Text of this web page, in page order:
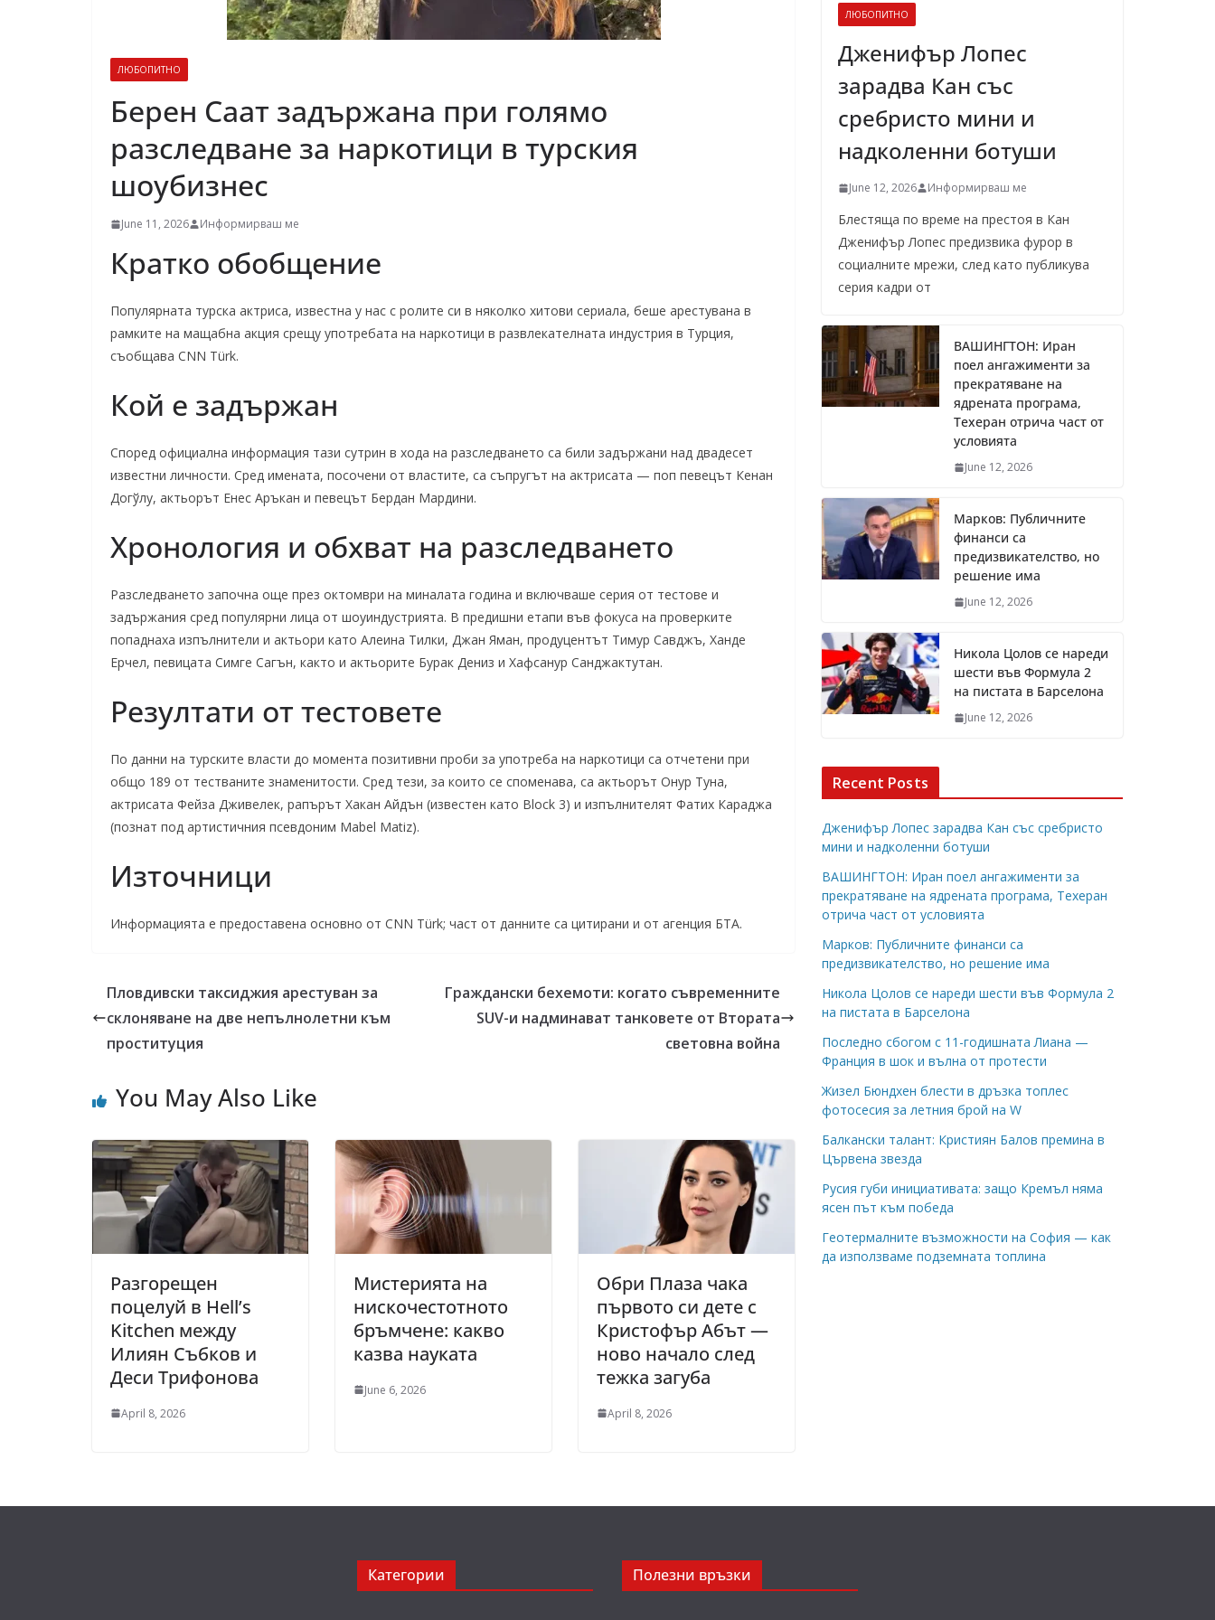
ЛЮБОПИТНО
Берен Саат задържана при голямо
разследване за наркотици в турския
шоубизнес
June 11, 2026 Информирваш ме
Кратко обобщение
Популярната турска актриса, известна у нас с ролите си в няколко хитови сериала, беше арестувана в
рамките на мащабна акция срещу употребата на наркотици в развлекателната индустрия в Турция,
съобщава CNN Türk.
Кой е задържан
Според официална информация тази сутрин в хода на разследването са били задържани над двадесет
известни личности. Сред имената, посочени от властите, са съпругът на актрисата — поп певецът Кенан
Догўлу, актьорът Енес Аръкан и певецът Бердан Мардини.
Хронология и обхват на разследването
Разследването започна още през октомври на миналата година и включваше серия от тестове и
задържания сред популярни лица от шоуиндустрията. В предишни етапи във фокуса на проверките
попаднаха изпълнители и актьори като Алеина Тилки, Джан Яман, продуцентът Тимур Савджъ, Ханде
Ерчел, певицата Симге Сагън, както и актьорите Бурак Дениз и Хафсанур Санджактутан.
Резултати от тестовете
По данни на турските власти до момента позитивни проби за употреба на наркотици са отчетени при
общо 189 от тестваните знаменитости. Сред тези, за които се споменава, са актьорът Онур Туна,
актрисата Фейза Дживелек, рапърът Хакан Айдън (известен като Block 3) и изпълнителят Фатих Караджа
(познат под артистичния псевдоним Mabel Matiz).
Източници
Информацията е предоставена основно от CNN Türk; част от данните са цитирани и от агенция БТА.
Пловдивски таксиджия арестуван за
склоняване на две непълнолетни към
проституция
Граждански бехемоти: когато съвременните
SUV-и надминават танковете от Втората
световна война
You May Also Like
Разгорещен
поцелуй в Hell’s
Kitchen между
Илиян Събков и
Деси Трифонова
April 8, 2026
Мистерията на
нискочестотното
бръмчене: какво
казва науката
June 6, 2026
Обри Плаза чака
първото си дете с
Кристофър Абът —
ново начало след
тежка загуба
April 8, 2026
ЛЮБОПИТНО
Дженифър Лопес
зарадва Кан със
сребристо мини и
надколенни ботуши
June 12, 2026 Информирваш ме
Блестяща по време на престоя в Кан
Дженифър Лопес предизвика фурор в
социалните мрежи, след като публикува
серия кадри от
ВАШИНГТОН: Иран
поел ангажименти за
прекратяване на
ядрената програма,
Техеран отрича част от
условията
June 12, 2026
Марков: Публичните
финанси са
предизвикателство, но
решение има
June 12, 2026
Никола Цолов се нареди
шести във Формула 2
на пистата в Барселона
June 12, 2026
Recent Posts
Дженифър Лопес зарадва Кан със сребристо
мини и надколенни ботуши
ВАШИНГТОН: Иран поел ангажименти за
прекратяване на ядрената програма, Техеран
отрича част от условията
Марков: Публичните финанси са
предизвикателство, но решение има
Никола Цолов се нареди шести във Формула 2
на пистата в Барселона
Последно сбогом с 11-годишната Лиана —
Франция в шок и вълна от протести
Жизел Бюндхен блести в дръзка топлес
фотосесия за летния брой на W
Балкански талант: Кристиян Балов премина в
Цървена звезда
Русия губи инициативата: защо Кремъл няма
ясен път към победа
Геотермалните възможности на София — как
да използваме подземната топлина
Категории Полезни връзки